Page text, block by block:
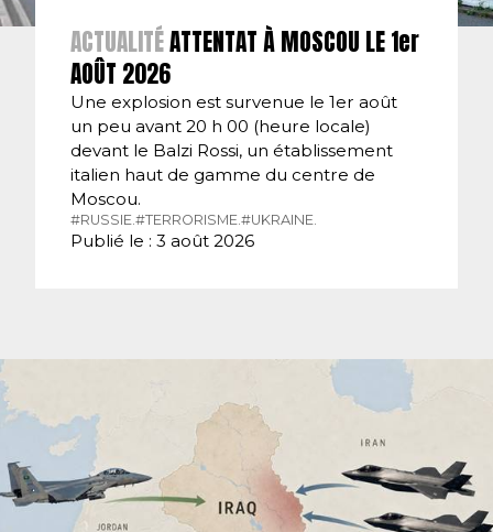
ACTUALITÉATTENTAT À MOSCOU LE 1er
AOÛT 2026
Une explosion est survenue le 1er août
un peu avant 20 h 00 (heure locale)
devant le Balzi Rossi, un établissement
italien haut de gamme du centre de
Moscou.
#RUSSIE. #TERRORISME. #UKRAINE.
Publié le : 3 août 2026